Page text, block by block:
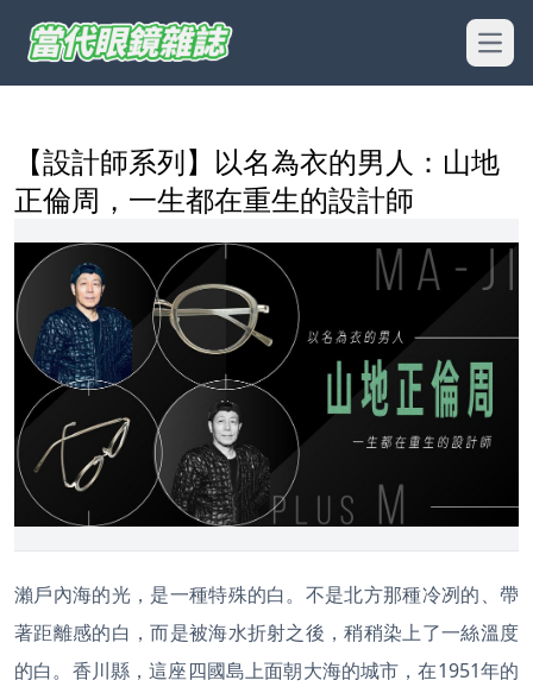
【設計師系列】以名為衣的男人：山地
正倫周，一生都在重生的設計師
瀨戶內海的光，是一種特殊的白。不是北方那種冷冽的、帶
著距離感的白，而是被海水折射之後，稍稍染上了一絲溫度
的白。香川縣，這座四國島上面朝大海的城市，在1951年的